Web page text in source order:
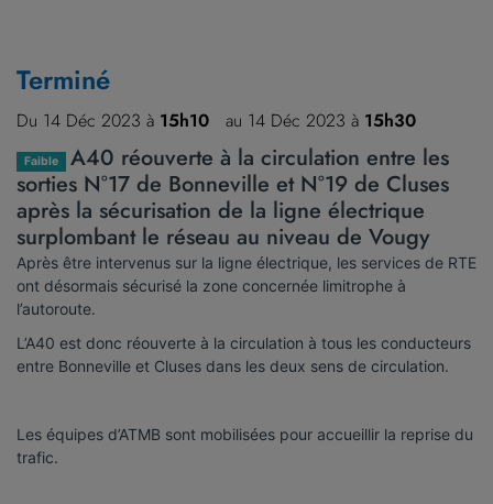
Terminé
Du 14 Déc 2023 à 15h10 au 14 Déc 2023 à 15h30
Faible
A40 réouverte à la circulation entre les
sorties N°17 de Bonneville et N°19 de Cluses
après la sécurisation de la ligne électrique
surplombant le réseau au niveau de Vougy
Après être intervenus sur la ligne électrique, les services de RTE
ont désormais sécurisé la zone concernée limitrophe à
l’autoroute.
L’A40 est donc réouverte à la circulation à tous les conducteurs
entre Bonneville et Cluses dans les deux sens de circulation.
Les équipes d’ATMB sont mobilisées pour accueillir la reprise du
trafic.